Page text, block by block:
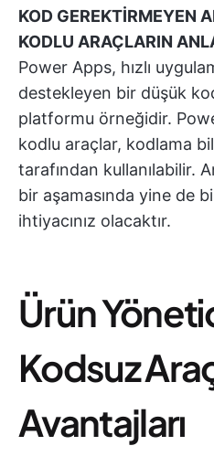
KOD GEREKTİRMEYEN
KODLU ARAÇLARIN
Power Apps, hızlı
destekleyen bir düşük
platformu örneğidir.
kodlu araçlar, kodlama
tarafından kullanılabilir.
bir aşamasında yine de
ihtiyacınız olacaktır.
Ürün
Kodsuz
Avantajları